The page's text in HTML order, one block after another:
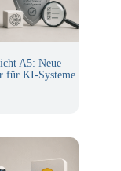
A5: Neue
für KI-Systeme